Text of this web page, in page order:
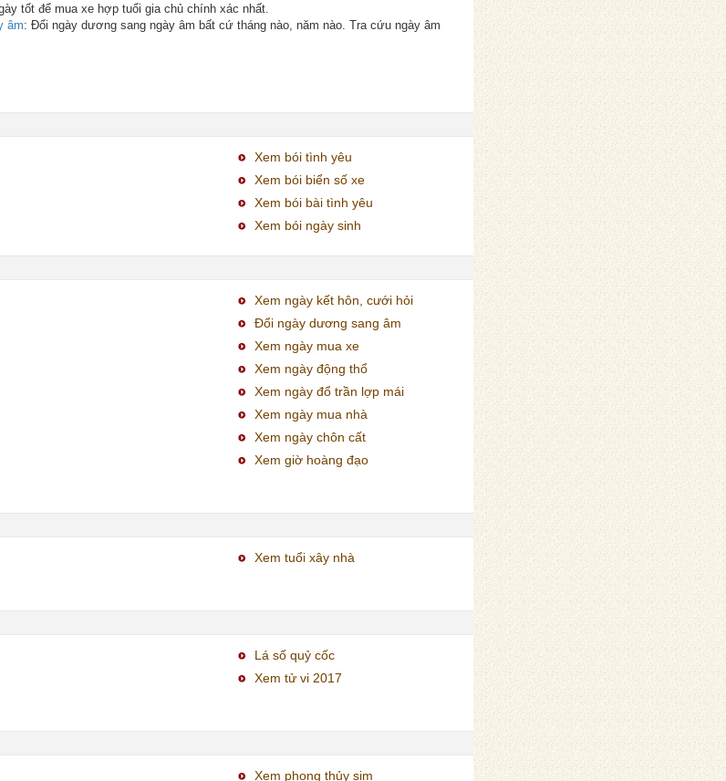
tốt để mua xe hợp tuổi gia chủ chính xác nhất.
âm: Đổi ngày dương sang ngày âm bất cứ tháng nào, năm nào. Tra cứu ngày âm
Xem bói tình yêu
Xem bói biển số xe
Xem bói bài tình yêu
Xem bói ngày sinh
Xem ngày kết hôn, cưới hỏi
Đổi ngày dương sang âm
Xem ngày mua xe
Xem ngày động thổ
Xem ngày đổ trần lợp mái
Xem ngày mua nhà
Xem ngày chôn cất
Xem giờ hoàng đạo
Xem tuổi xây nhà
Lá số quỷ cốc
Xem tử vi 2017
Xem phong thủy sim